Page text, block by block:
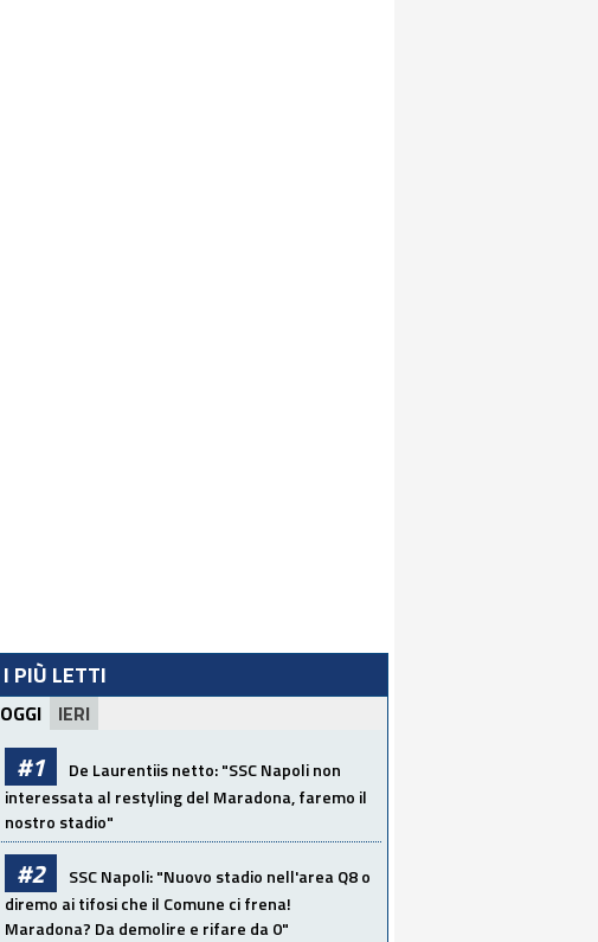
I PIÙ LETTI
OGGI IERI
#1
De Laurentiis netto: "SSC Napoli non
interessata al restyling del Maradona, faremo il
nostro stadio"
#2
SSC Napoli: "Nuovo stadio nell'area Q8 o
diremo ai tifosi che il Comune ci frena!
Maradona? Da demolire e rifare da 0"